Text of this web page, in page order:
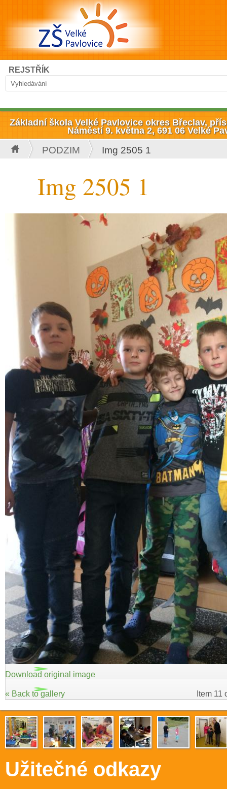
Přejít k hlavnímu obsahu
Vyhledávání
Hledat
REJSTŘÍK
Základní škola Velké Pavlovice okres Břeclav,
Náměstí 9. května 2, 691 06 Velké
Jste zde
PODZIM Img 2505 1
Img 2505 1
Download original image
« Back to gallery Item 11
Užitečné odkazy